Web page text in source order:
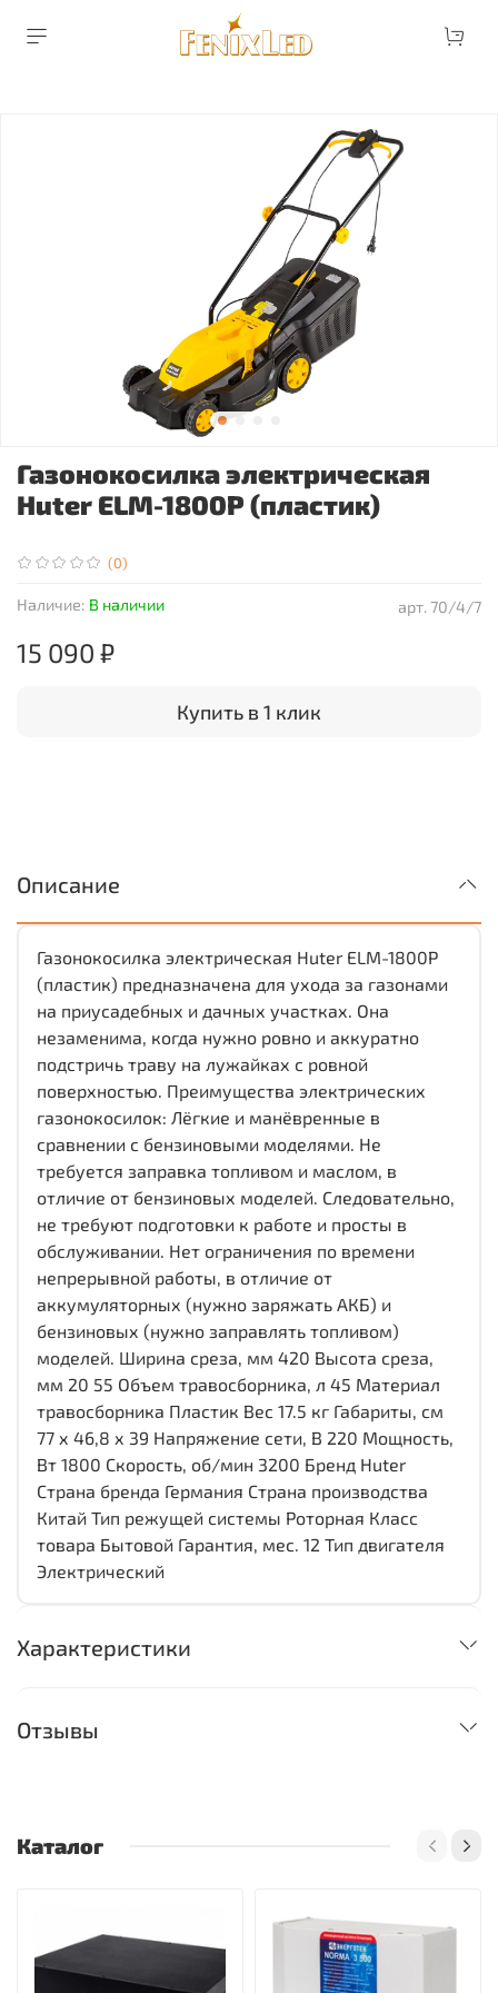
(0)
арт.70/4/7
Наличие: В наличии
Газонокосилка электрическая
Huter ELM-1800P (пластик)
15 090 ₽
Купить в 1 клик
Описание
Газонокосилка электрическая Huter ELM-1800P
(пластик) предназначена для ухода за газонами
на приусадебных и дачных участках. Она
незаменима, когда нужно ровно и аккуратно
подстричь траву на лужайках с ровной
поверхностью. Преимущества электрических
газонокосилок: Лёгкие и манёвренные в
сравнении с бензиновыми моделями. Не
требуется заправка топливом и маслом, в
отличие от бензиновых моделей. Следовательно,
не требуют подготовки к работе и просты в
обслуживании. Нет ограничения по времени
непрерывной работы, в отличие от
аккумуляторных (нужно заряжать АКБ) и
бензиновых (нужно заправлять топливом)
моделей. Ширина среза, мм 420 Высота среза,
мм 20 55 Объем травосборника, л 45 Материал
травосборника Пластик Вес 17.5 кг Габариты, см
77 х 46,8 х 39 Напряжение сети, В 220 Мощность,
Вт 1800 Скорость, об/мин 3200 Бренд Huter
Страна бренда Германия Страна производства
Китай Тип режущей системы Роторная Класс
товара Бытовой Гарантия, мес. 12 Тип двигателя
Электрический
Характеристики
Отзывы
Каталог